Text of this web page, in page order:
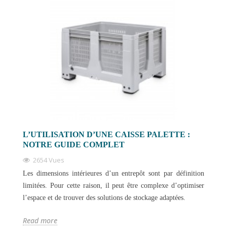
L’UTILISATION D’UNE CAISSE PALETTE :
NOTRE GUIDE COMPLET
2654 Vues
Les dimensions intérieures d’un entrepôt sont par définition
limitées. Pour cette raison, il peut être complexe d’optimiser
l’espace et de trouver des solutions de stockage adaptées.
Read more